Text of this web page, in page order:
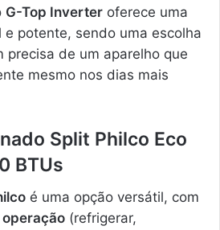
G-Top Inverter oferece uma
e potente, sendo uma escolha
precisa de um aparelho que
mesmo nos dias mais
Split Philco Eco
BTUs
é uma opção versátil, com
operação (refrigerar,